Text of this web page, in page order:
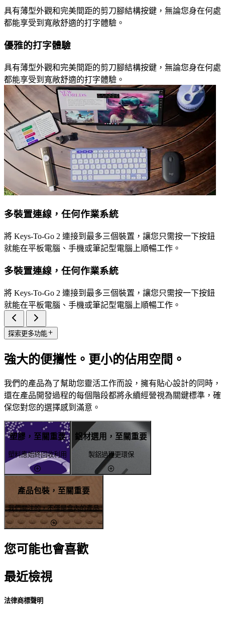
具有薄型外觀和完美間距的剪刀腳結構按鍵，無論您身在何處
都能享受到寬敞舒適的打字體驗。
優雅的打字體驗
具有薄型外觀和完美間距的剪刀腳結構按鍵，無論您身在何處
都能享受到寬敞舒適的打字體驗。
多裝置連線，任何作業系統
將 Keys-To-Go 2 連接到最多三個裝置，讓您只需按一下按鈕
就能在平板電腦、手機或筆記型電腦上順暢工作。
多裝置連線，任何作業系統
將 Keys-To-Go 2 連接到最多三個裝置，讓您只需按一下按鈕
就能在平板電腦、手機或筆記型電腦上順暢工作。
探索更多功能
強大的便攜性。更小的佔用空間。
我們的產品為了幫助您靈活工作而設，擁有貼心設計的同時，
還在產品開發過程的每個階段都將永續經營視為關鍵標準，確
保您對您的選擇感到滿意。
塑膠，至關重要
塑料應始終回收利用
鋁材選用，至關重要
製鋁過程更環保
產品包裝，至關重要
我們關注的，不僅是盒內的產品
您可能也會喜歡
最近檢視
法律商標聲明